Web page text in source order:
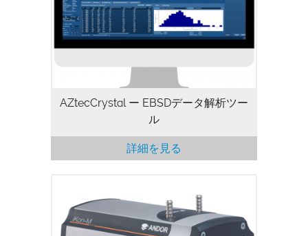
連携し、かつスタンドアローンのプログラ
ムとしても操作できるAZtecCrystalは、
エキスパートから初心者のユーザーの方ま
で、標準的なEBSDデータ解析ツールとな
AZtecCrystal ー EBSDデータ解析ツー
ル
詳細を見る
AndorのiKon-M 934低ノイズCCDカメラ
シリーズは、高感度、低ノイズ性能で最高